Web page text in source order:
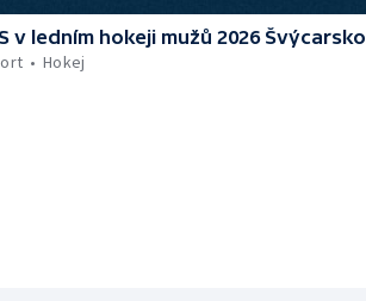
v ledním hokeji mužů 2026 Švýcarsko
Hokej